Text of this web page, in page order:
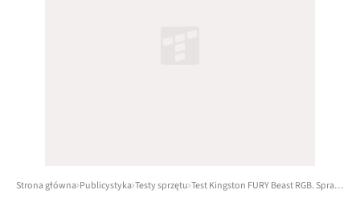
Strona główna Publicystyka Testy sprzętu Test Kingston FURY Beast RGB. Sprawdzamy pamięci RAM DDR5